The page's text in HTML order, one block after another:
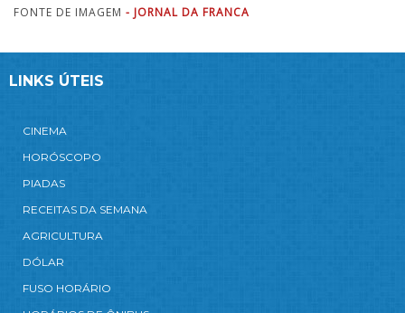
FONTE DE IMAGEM - JORNAL DA FRANCA
LINKS ÚTEIS
CINEMA
HORÓSCOPO
PIADAS
RECEITAS DA SEMANA
AGRICULTURA
DÓLAR
FUSO HORÁRIO